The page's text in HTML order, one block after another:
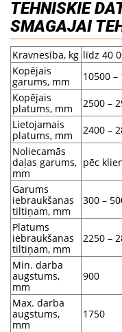
TEHNISKIE
SMAGAJAI
Kravnesība, kg līdz 40
Kopējais
garums, mm
10500 –
Kopējais
platums, mm
2500 –
Lietojamais
platums, mm
2400 –
Noliecamās
daļas garums,
mm
pēc
Garums
iebraukšanas
tiltiņam, mm
300 –
Platums
iebraukšanas
tiltiņam, mm
2250 –
Min. darba
augstums,
mm
900
Max. darba
augstums,
mm
1750